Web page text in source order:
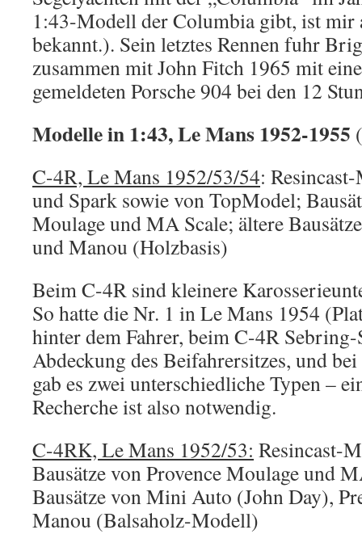
1:43-Modell der Columbia gibt, ist mir
bekannt.). Sein letztes Rennen fuhr
zusammen mit John Fitch 1965 mit
gemeldeten Porsche 904 bei den 12
Modelle in 1:43, Le Mans 1952-1955
C-4R, Le Mans 1952/53/54:
und Spark sowie von TopModel;
Moulage und MA Scale; ältere
und Manou (Holzbasis)
Beim C-4R sind kleinere
So hatte die Nr. 1 in Le Mans 1954
hinter dem Fahrer, beim C-4R
Abdeckung des Beifahrersitzes, und
gab es zwei unterschiedliche Typen –
Recherche ist also notwendig.
C-4RK, Le Mans 1952/53: Resincast-
Bausätze von Provence Moulage und
Bausätze von Mini Auto (John Day),
Manou (Balsaholz-Modell)